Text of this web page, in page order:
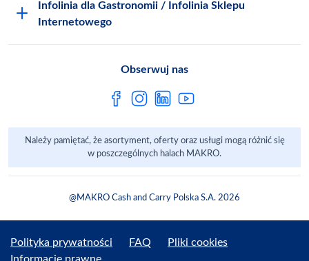
Inspektor Ochrony Danych
Metro AG
Sprawozdanie niefinansowe
Polskie Skarby Kulinarne
Zgody marketingowe
FAQ
Jak kupować w MAKRO Online
Regulaminy Klienta
Regulaminy akcji promocyjnych
Aplikacje mobilne
Infolinia dla Gastronomii / Infolinia Sklepu
Internetowego
Obserwuj nas
Należy pamiętać, że asortyment, oferty oraz usługi mogą różnić się
w poszczególnych halach MAKRO.
@MAKRO Cash and Carry Polska S.A. 2026
Polityka prywatności FAQ
Pliki cookies